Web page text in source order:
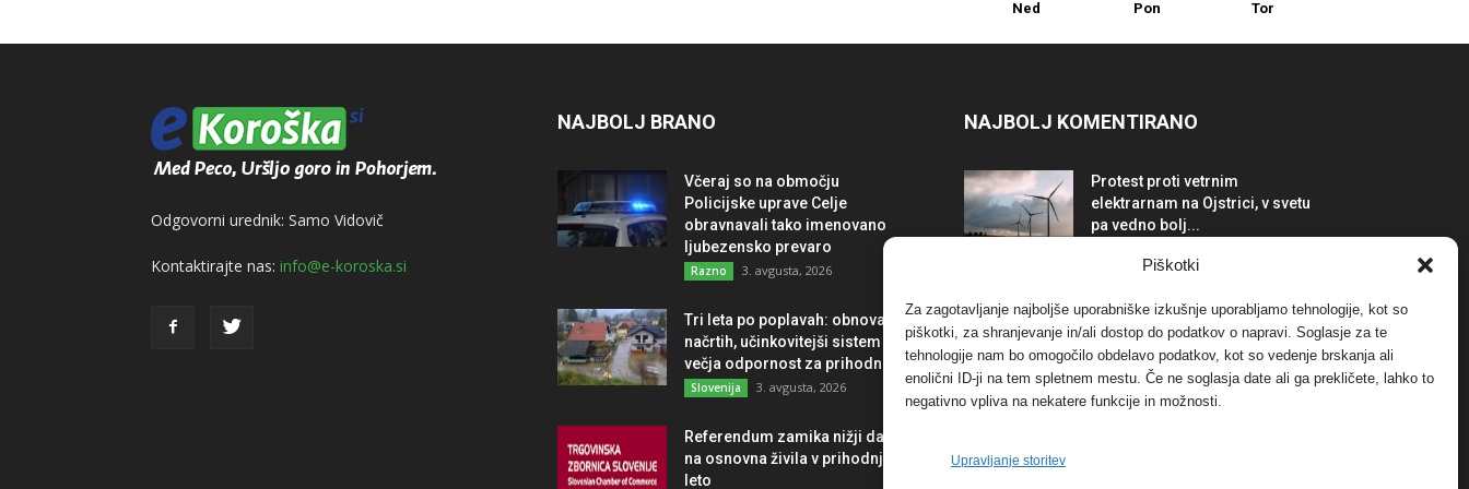
Piškotki
Za zagotavljanje najboljše uporabniške izkušnje uporabljamo tehnologije, kot so
piškotki, za shranjevanje in/ali dostop do podatkov o napravi. Soglasje za te
tehnologije nam bo omogočilo obdelavo podatkov, kot so vedenje brskanja ali
enolični ID-ji na tem spletnem mestu. Če ne soglasja date ali ga prekličete, lahko to
negativno vpliva na nekatere funkcije in možnosti.
Upravljanje storitev
Ned Pon Tor
Odgovorni urednik: Samo Vidovič
Kontaktirajte nas: info@e-koroska.si
NAJBOLJ BRANO
Včeraj so na območju
Policijske uprave Celje
obravnavali tako imenovano
ljubezensko prevaro
Razno 3. avgusta, 2026
Tri leta po poplavah: obnova po
načrtih, učinkovitejši sistem in
večja odpornost za prihodnost
Slovenija 3. avgusta, 2026
Referendum zamika nižji davek
na osnovna živila v prihodnje
leto
NAJBOLJ KOMENTIRANO
Protest proti vetrnim
elektrarnam na Ojstrici, v svetu
pa vedno bolj...
elektrarnam Verbund
Dogodki 29. januarja, 2018
FOTO: Razstava cvetličarskega